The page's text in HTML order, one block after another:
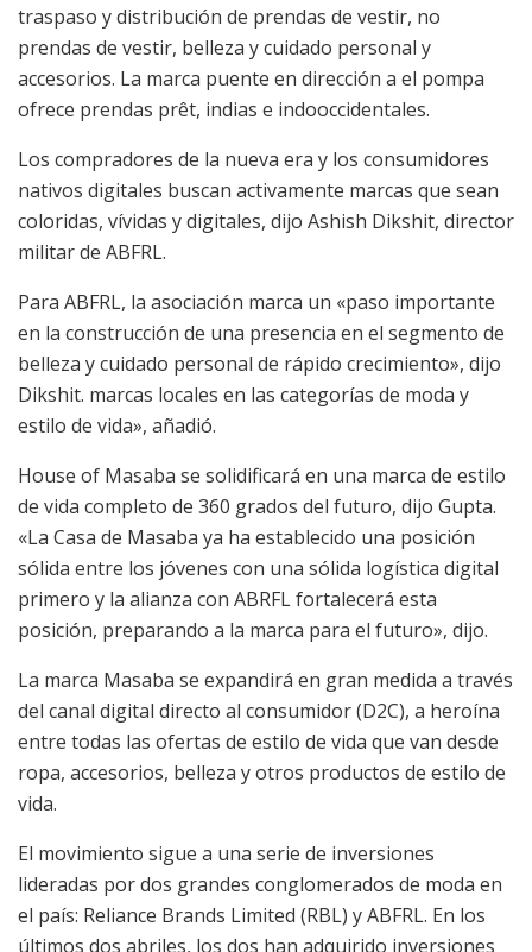
traspaso y distribución de prendas de vestir, no
prendas de vestir, belleza y cuidado personal y
accesorios. La marca puente en dirección a el pompa
ofrece prendas prêt, indias e indooccidentales.
Los compradores de la nueva era y los consumidores
nativos digitales buscan activamente marcas que sean
coloridas, vívidas y digitales, dijo Ashish Dikshit, director
militar de ABFRL.
Para ABFRL, la asociación marca un «paso importante
en la construcción de una presencia en el segmento de
belleza y cuidado personal de rápido crecimiento», dijo
Dikshit. marcas locales en las categorías de moda y
estilo de vida», añadió.
House of Masaba se solidificará en una marca de estilo
de vida completo de 360 ​​grados del futuro, dijo Gupta.
«La Casa de Masaba ya ha establecido una posición
sólida entre los jóvenes con una sólida logística digital
primero y la alianza con ABRFL fortalecerá esta
posición, preparando a la marca para el futuro», dijo.
La marca Masaba se expandirá en gran medida a través
del canal digital directo al consumidor (D2C), a heroína
entre todas las ofertas de estilo de vida que van desde
ropa, accesorios, belleza y otros productos de estilo de
vida.
El movimiento sigue a una serie de inversiones
lideradas por dos grandes conglomerados de moda en
el país: Reliance Brands Limited (RBL) y ABFRL. En los
últimos dos abriles, los dos han adquirido inversiones